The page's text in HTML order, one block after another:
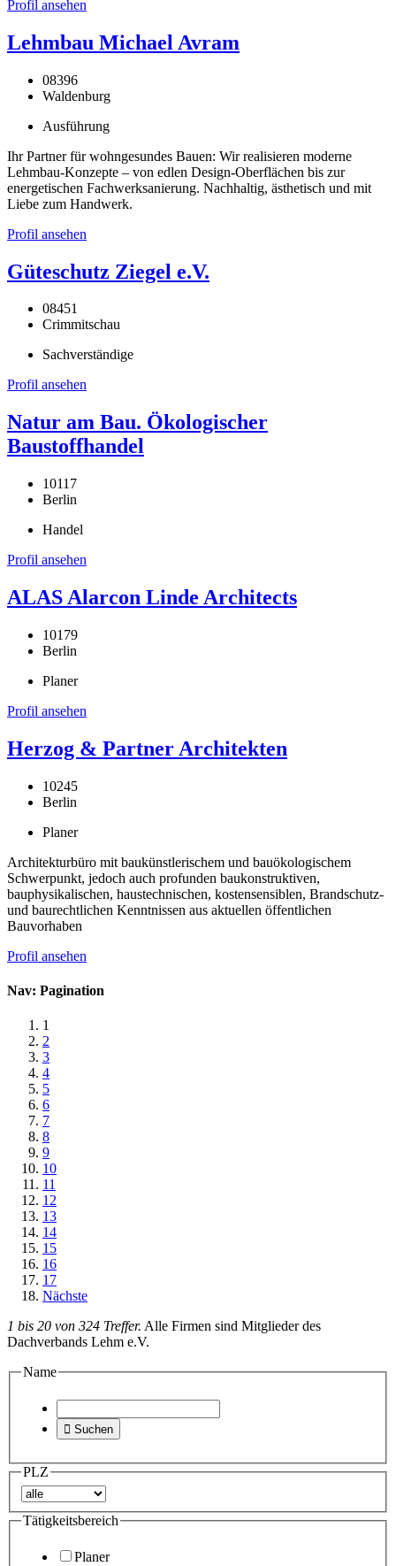
Profil ansehen
Lehmbau Michael Avram
08396
Waldenburg
Ausführung
Ihr Partner für wohngesundes Bauen: Wir realisieren moderne
Lehmbau-Konzepte – von edlen Design-Oberflächen bis zur
energetischen Fachwerksanierung. Nachhaltig, ästhetisch und mit
Liebe zum Handwerk.
Profil ansehen
Güteschutz Ziegel e.V.
08451
Crimmitschau
Sachverständige
Profil ansehen
Natur am Bau. Ökologischer
Baustoffhandel
10117
Berlin
Handel
Profil ansehen
ALAS Alarcon Linde Architects
10179
Berlin
Planer
Profil ansehen
Herzog & Partner Architekten
10245
Berlin
Planer
Architekturbüro mit baukünstlerischem und bauökologischem
Schwerpunkt, jedoch auch profunden baukonstruktiven,
bauphysikalischen, haustechnischen, kostensensiblen, Brandschutz-
und baurechtlichen Kenntnissen aus aktuellen öffentlichen
Bauvorhaben
Profil ansehen
Nav: Pagination
1
2
3
4
5
6
7
8
9
10
11
12
13
14
15
16
17
Nächste
1 bis 20 von 324 Treffer. Alle Firmen sind Mitglieder des
Dachverbands Lehm e.V.
Name
 Suchen
PLZ
Tätigkeitsbereich
Planer